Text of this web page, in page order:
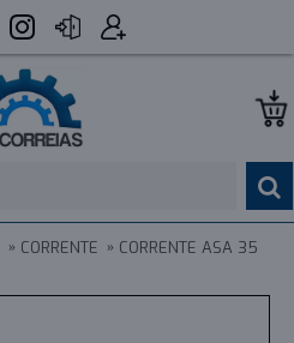
CORRENTE CORRENTE ASA 35